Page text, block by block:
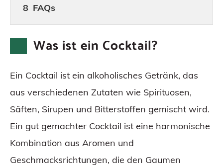
FAQs
Was ist ein Cocktail?
Ein Cocktail ist ein alkoholisches Getränk, das
aus verschiedenen Zutaten wie Spirituosen,
Säften, Sirupen und Bitterstoffen gemischt wird.
Ein gut gemachter Cocktail ist eine harmonische
Kombination aus Aromen und
Geschmacksrichtungen, die den Gaumen